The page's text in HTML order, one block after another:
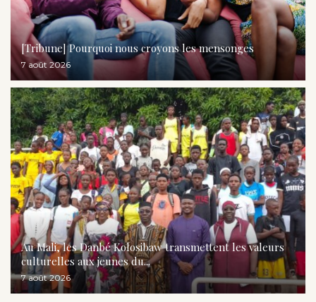
[Tribune] Pourquoi nous croyons les mensonges
7 août 2026
Au Mali, les Danbé Kolosibaw transmettent les valeurs
culturelles aux jeunes du...
7 août 2026